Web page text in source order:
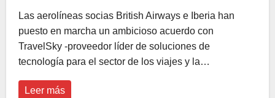
Las aerolíneas socias British Airways e Iberia han
puesto en marcha un ambicioso acuerdo con
TravelSky -proveedor líder de soluciones de
tecnología para el sector de los viajes y la…
Leer más